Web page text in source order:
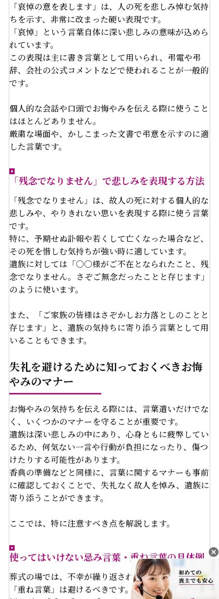
「哀悼の意を表します」は、人の死を悲しみ悼む気持
ちを示す、非常に改まった硬い表現です。
「哀悼」という言葉自体に深い悲しみの意味が込めら
れています。
この表現は主に書き言葉として用いられ、弔電や弔
辞、会社の公式コメントなどで使われることが一般的
です。
個人的な会話や口頭でお悔やみを伝える際に使うこと
はほとんどありません。
厳粛な場面や、かしこまった文書で弔意を示すのに適
した言葉です。
「残念でなりません」で悲しみを表現する方法
「残念でなりません」は、故人の死に対する個人的な
悲しみや、やりきれない思いを表現する際に使う言葉
です。
特に、予期せぬ訃報や若くして亡くなった場合など、
その死を惜しむ気持ちが強い時に適しています。
遺族に対しては「〇〇様がご不在となられたこと、残
念でなりません。さぞご無念だったことと存じます」
のように使います。
また、「ご家族の皆様はさぞかしお力落としのことと
存じます」と、遺族の気持ちに寄り添う言葉として用
いることもできます。
失礼を避けるために知っておくべきお悔
やみのマナー
お悔やみの気持ちを伝える際には、言葉遣いだけでな
く、いくつかのマナーを守ることが重要です。
遺族は深い悲しみの中にあり、心身ともに疲弊してい
るため、何気ない一言や行動が負担になったり、傷つ
けたりする可能性があります。
香典の準備などと同様に、言葉に関するマナーも事前
に確認しておくことで、失礼なく故人を悼み、遺族に
寄り添うことができます。
ここでは、特に注意すべき点を解説します。
使ってはいけない忌み言葉・重ね言葉の具体例
葬式の場では、不幸が繰り返されることを連想させる
「重ね言葉」は避けるべきです。